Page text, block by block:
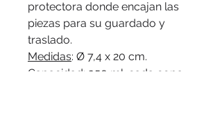
protectora donde encajan las
piezas para su guardado y
traslado.
Medidas: Ø 7,4 x 20 cm.
Capacidad: 350 ml. cada copa.